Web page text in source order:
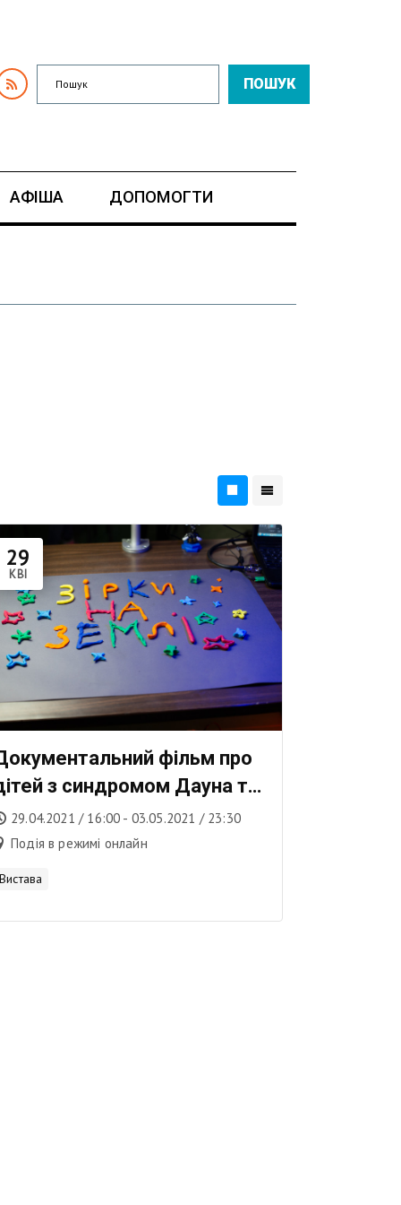
ПОШУК
АФІША ДОПОМОГТИ
29
КВІ
фільм про
з синдромом Дауна та
29.04.2021 / 16:00 - 03.05.2021 / 23:30
Подія в режимі онлайн
Вистава